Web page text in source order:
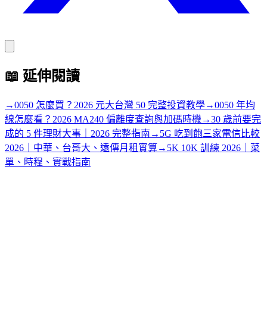
📖 延伸閱讀
→0050 怎麼買？2026 元大台灣 50 完整投資教學→0050 年均
線怎麼看？2026 MA240 偏離度查詢與加碼時機 →30 歲前要完
成的 5 件理財大事｜2026 完整指南 → 5G 吃到飽三家電信比較
2026｜中華、台哥大、遠傳月租實算→ 5K 10K 訓練 2026｜菜
單、時程、實戰指南